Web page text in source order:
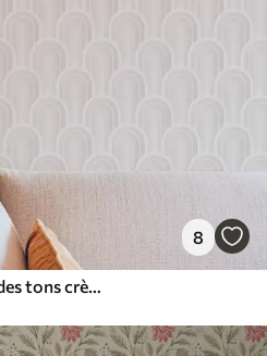
8
Petits modules en arc dans des tons crème-beige chauds